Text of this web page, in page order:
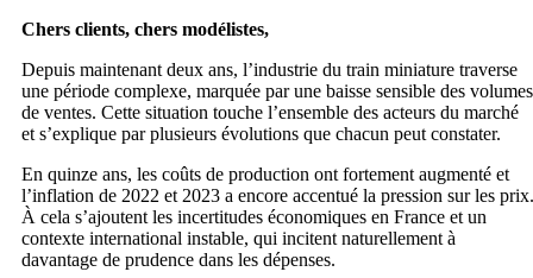
Chers clients, chers modélistes,
Depuis maintenant deux ans, l’industrie du train miniature traverse
une période complexe, marquée par une baisse sensible des volumes
de ventes. Cette situation touche l’ensemble des acteurs du marché
et s’explique par plusieurs évolutions que chacun peut constater.
En quinze ans, les coûts de production ont fortement augmenté et
l’inflation de 2022 et 2023 a encore accentué la pression sur les prix.
À cela s’ajoutent les incertitudes économiques en France et un
contexte international instable, qui incitent naturellement à
davantage de prudence dans les dépenses.